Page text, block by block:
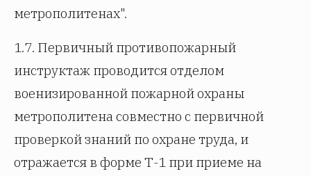
метрополитенах".
1.7. Первичный противопожарный
инструктаж проводится отделом
военизированной пожарной охраны
метрополитена совместно с первичной
проверкой знаний по охране труда, и
отражается в форме Т-1 при приеме на